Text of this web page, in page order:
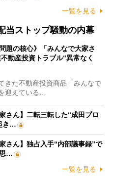
一覧を見る
当ストップ騒動の内幕
題の核心》「みんなで大家さ
動産投資トラブル“異常なく
た不動産投資商品「みんなで
迎えている…
さん】二転三転した“成田プロ
き…
さん】独占入手“内部議事録”で
思…
一覧を見る